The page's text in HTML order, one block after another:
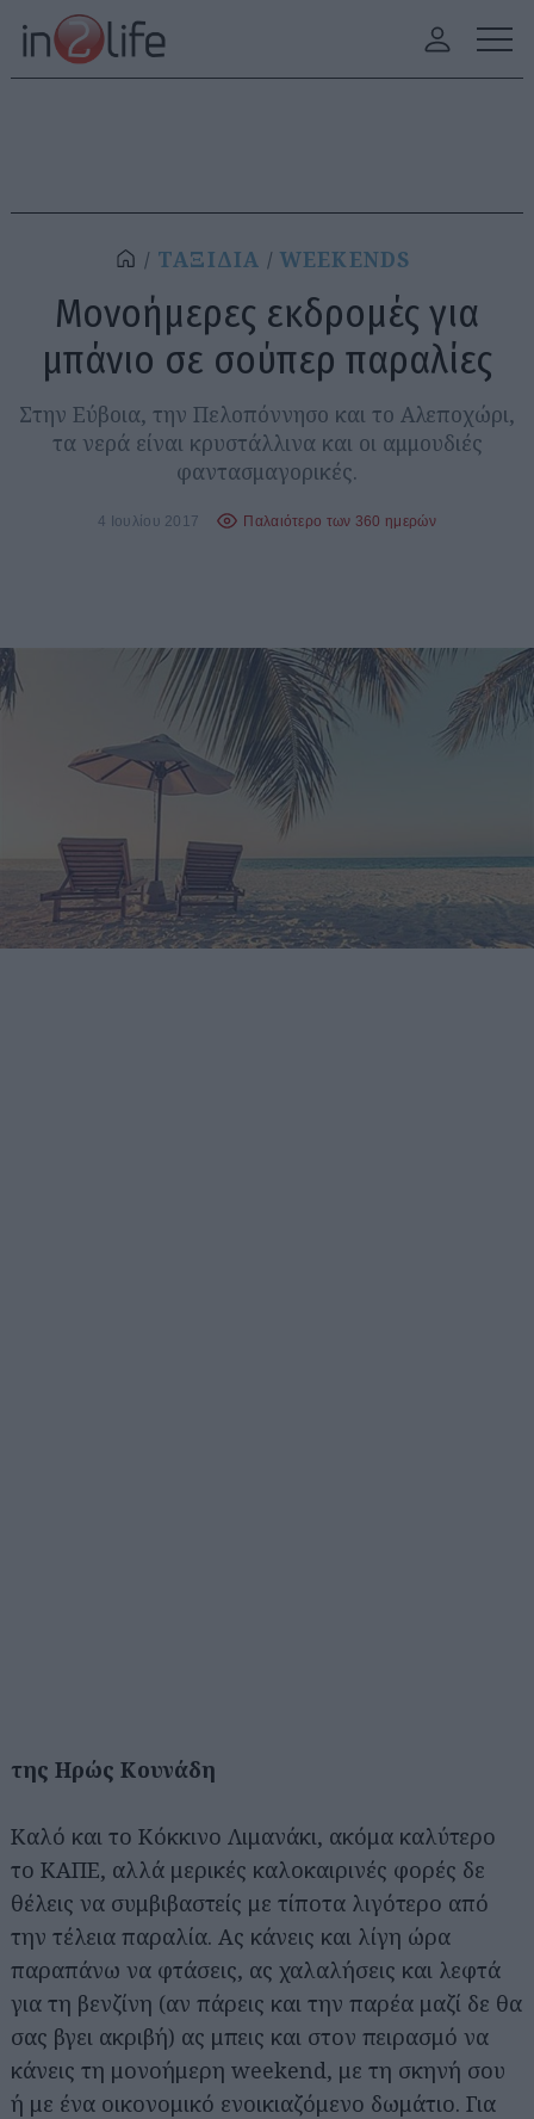
ΤΑΞΙΔΙΑ WEEKENDS
Μονοήμερες εκδρομές για
μπάνιο σε σούπερ παραλίες
Στην Εύβοια, την Πελοπόννησο και το Αλεποχώρι,
τα νερά είναι κρυστάλλινα και οι αμμουδιές
φαντασμαγορικές.
4 Ιουλίου 2017 Παλαιότερο των 360 ημερών
της Ηρώς Κουνάδη
Καλό και το Κόκκινο Λιμανάκι, ακόμα καλύτερο
το ΚΑΠΕ, αλλά μερικές καλοκαιρινές φορές δε
θέλεις να συμβιβαστείς με τίποτα λιγότερο από
την τέλεια παραλία. Ας κάνεις και λίγη ώρα
παραπάνω να φτάσεις, ας χαλαλήσεις και λεφτά
για τη βενζίνη (αν πάρεις και την παρέα μαζί δε θα
σας βγει ακριβή) ας μπεις και στον πειρασμό να
κάνεις τη μονοήμερη weekend, με τη σκηνή σου
ή με ένα οικονομικό ενοικιαζόμενο δωμάτιο. Για